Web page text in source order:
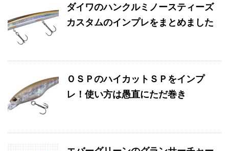
ダイワのハンクルミノースティーズ
カスタムのインプレをまとめました
ＯＳＰのハイカットＳＰをインプ
レ！使い方は愚直にただ巻き